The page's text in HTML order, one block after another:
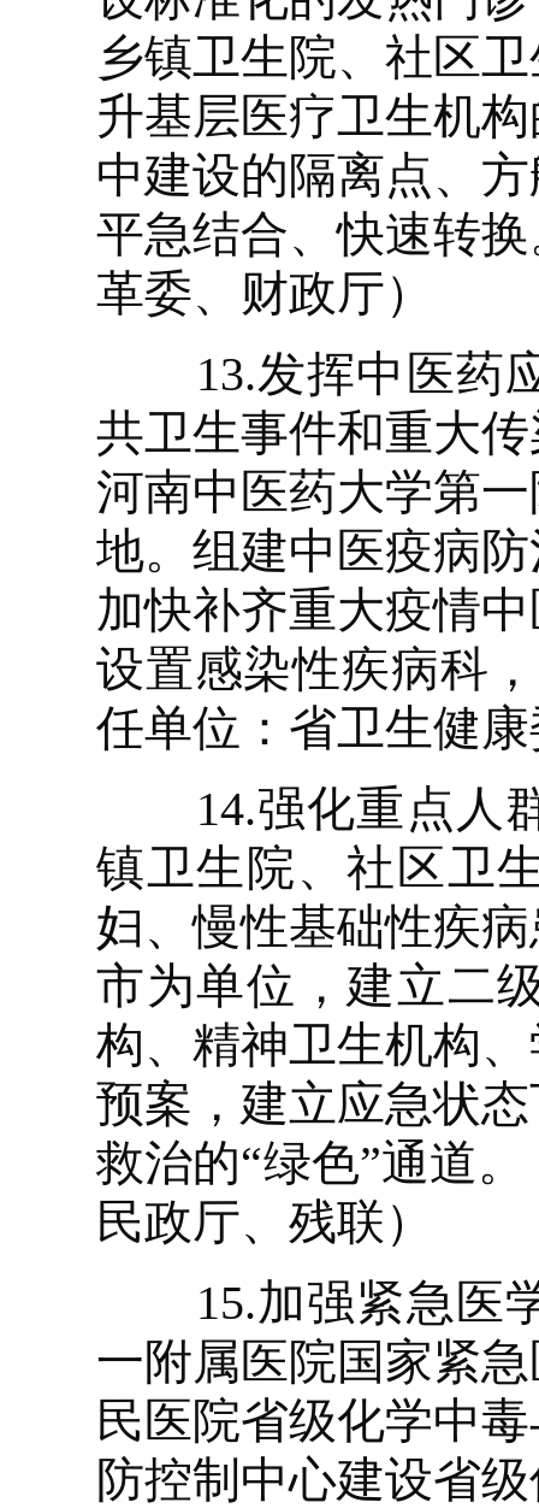
乡镇卫生院、社区
升基层医疗卫生机
中建设的隔离点、
平急结合、快速转
革委、财政厅）
13.发挥中医药应
共卫生事件和重大
河南中医药大学第
地。组建中医疫病
加快补齐重大疫情
设置感染性疾病科
任单位：省卫生健
14.强化重点人群
镇卫生院、社区卫
妇、慢性基础性疾
市为单位，建立二
构、精神卫生机构
预案，建立应急状
救治的“绿色”通道
民政厅、残联）
15.加强紧急医学
一附属医院国家紧
民医院省级化学中
防控制中心建设省